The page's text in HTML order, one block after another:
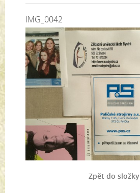
IMG_0042
Zpět do složky